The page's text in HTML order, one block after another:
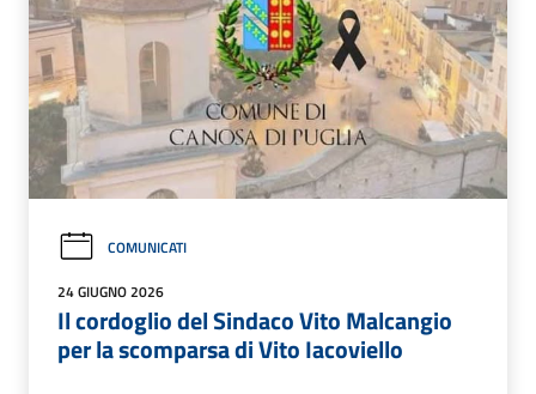
COMUNICATI
24 GIUGNO 2026
Il cordoglio del Sindaco Vito Malcangio
per la scomparsa di Vito Iacoviello